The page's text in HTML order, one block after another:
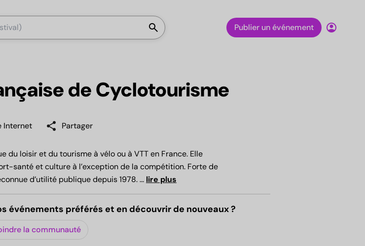
search Lancer la recherchePublier un événement account_circle
de Cyclotourisme
Internet share Partager
loisir et du tourisme à vélo ou à VTT en France. Elle
santé et culture à l’exception de la compétition. Forte de
d’utilité publique depuis 1978.... lire plus
événements préférés et en découvrir de nouveaux ?
la communauté